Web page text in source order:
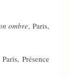
ombre, Paris,
Paris, Présence